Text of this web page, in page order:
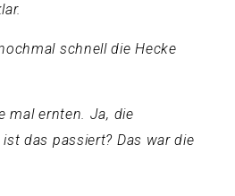
schnell die Hecke
mal ernten. Ja, die
das passiert? Das war die